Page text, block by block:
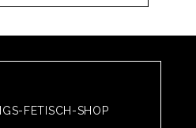
FETISCH-SHOP